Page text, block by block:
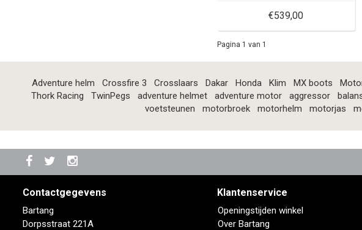
€539,00
Pagina 1 van 1
Adventure helm Crossfire 3 Crosslaars Dakar Honda Klim MX boots
Thork Racing
TwinPegs adventure helmet adventure motor aggressor
voetsteunen
motorbroek motorhelm motorjas
Contactgegevens
Bartang
Dorpsstraat 221A
Klantenservice
Openingstijden winkel
Over Bartang